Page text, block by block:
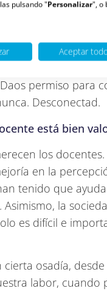
esfuerzo del
indicios claros
muy en cuenta.
permiso para
Desconectad.
está bien
los
en la
tenido que
la
es difícil e
osadía,
labor,
pulsando "Personalizar", o
Aceptar